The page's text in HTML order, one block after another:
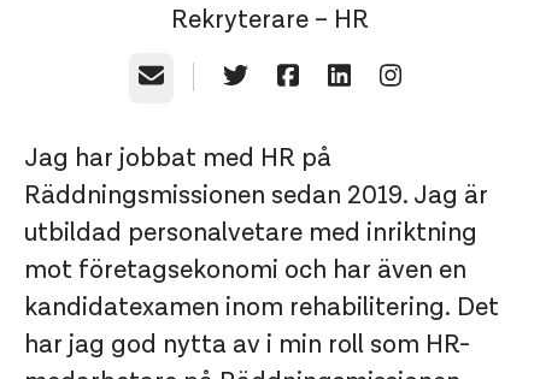
Rekryterare – HR
E-post
Jag har jobbat med HR på
Räddningsmissionen sedan 2019. Jag är
utbildad personalvetare med inriktning
mot företagsekonomi och har även en
kandidatexamen inom rehabilitering. Det
har jag god nytta av i min roll som HR-